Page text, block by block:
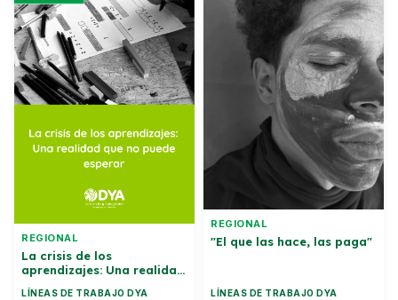
REGIONAL
La crisis de los
aprendizajes: Una realidad
LÍNEAS DE TRABAJO DYA
REGIONAL
"El que las hace, las paga"
LÍNEAS DE TRABAJO DYA